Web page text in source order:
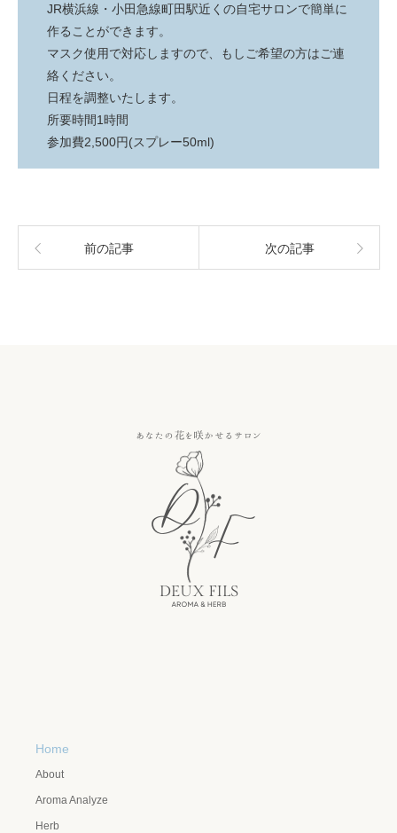
JR横浜線・小田急線町田駅近くの自宅サロンで簡単に
作ることができます。
マスク使用で対応しますので、もしご希望の方はご連
絡ください。
日程を調整いたします。
所要時間1時間
参加費2,500円(スプレー50ml)
前の記事 次の記事
Home
About
Aroma Analyze
Herb